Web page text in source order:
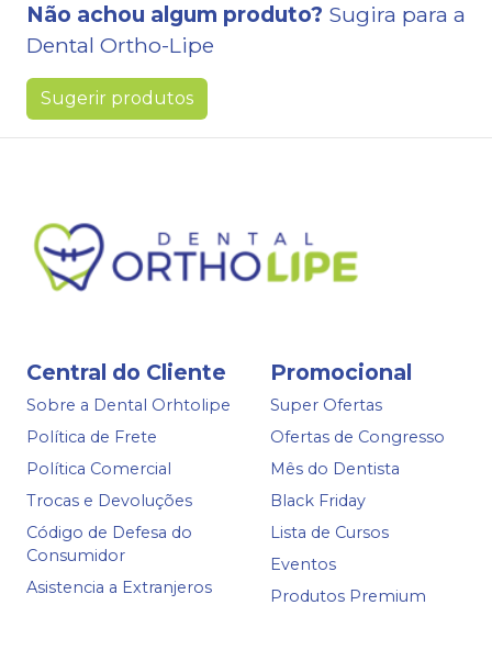
Não achou algum produto? Sugira para a
Dental Ortho-Lipe
Sugerir produtos
Central do Cliente
Sobre a Dental Orhtolipe
Política de Frete
Política Comercial
Trocas e Devoluções
Código de Defesa do
Consumidor
Asistencia a Extranjeros
Promocional
Super Ofertas
Ofertas de Congresso
Mês do Dentista
Black Friday
Lista de Cursos
Eventos
Produtos Premium